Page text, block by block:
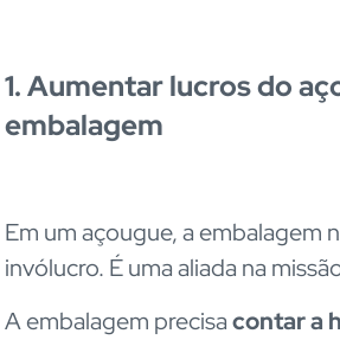
1. Aumentar lucros do
embalagem
Em um açougue, a embalagem
invólucro. É uma aliada na
A embalagem precisacontar a